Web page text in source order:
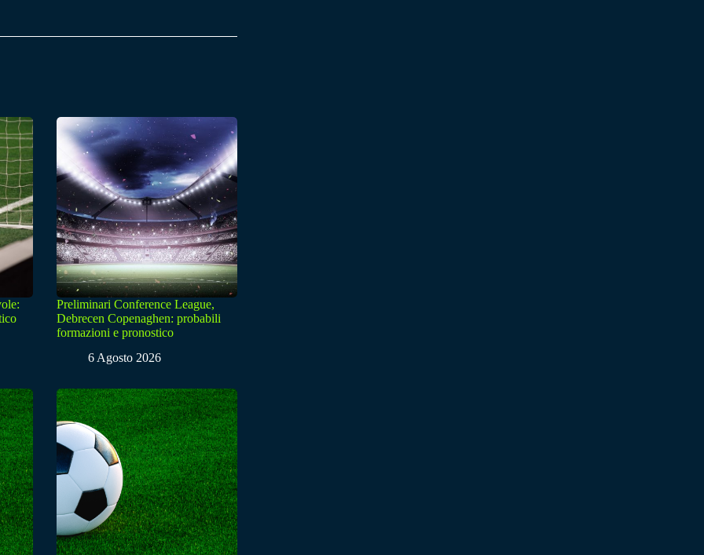
Preliminari Conference League,
Debrecen Copenaghen: probabili
formazioni e pronostico
6 Agosto 2026